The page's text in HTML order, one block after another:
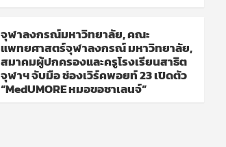
จุฬาลงกรณ์มหาวิทยาลัย, คณะ
แพทยศาสตร์จุฬาลงกรณ์ มหาวิทยาลัย,
สมาคมผู้ปกครองและครูโรงเรียนสาธิต
จุฬาฯ จับมือ ช่องเวิร์คพอยท์ 23 เปิดตัว
“MedUMORE หมอขอชาเลนจ์”